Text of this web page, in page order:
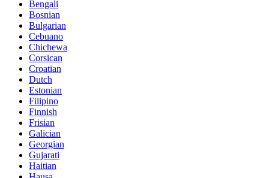
Bengali
Bosnian
Bulgarian
Cebuano
Chichewa
Corsican
Croatian
Dutch
Estonian
Filipino
Finnish
Frisian
Galician
Georgian
Gujarati
Haitian